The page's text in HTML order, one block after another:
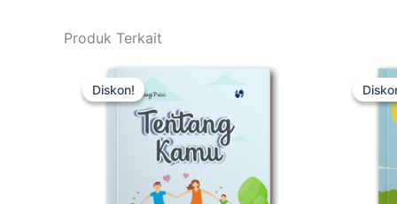
Produk Terkait
Diskon!
Diskon!
Harga
aslinya
adalah:
Rp50.000.
Harga
adalah:
Rp35.000.
Kuantitas
Tentang
Kamu
Lalui